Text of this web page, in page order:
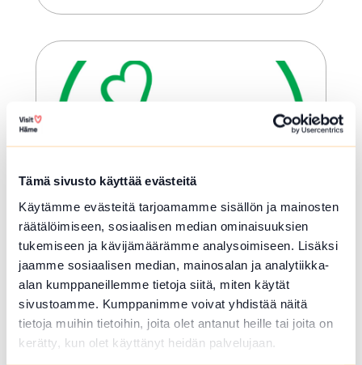
Tämä sivusto käyttää evästeitä
Käytämme evästeitä tarjoamamme sisällön ja mainosten
räätälöimiseen, sosiaalisen median ominaisuuksien
tukemiseen ja kävijämäärämme analysoimiseen. Lisäksi
jaamme sosiaalisen median, mainosalan ja analytiikka-
alan kumppaneillemme tietoja siitä, miten käytät
sivustoamme. Kumppanimme voivat yhdistää näitä
tietoja muihin tietoihin, joita olet antanut heille tai joita on
kerätty, kun olet käyttänyt heidän palvelujaan.
ELO 06 2026
Pysäkin torikahvit
Hämeenlinna
Lähdetään yhdessä kahville vaihtamaan
kesän kuulumiset. Tapaamme torin
keskellä ja suuntaamme siitä porukalla